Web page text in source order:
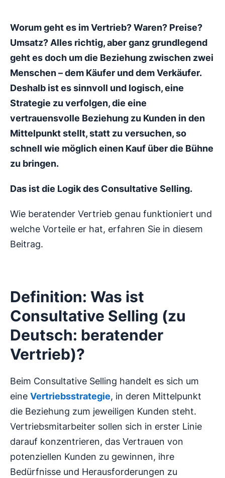
Worum geht es im Vertrieb? Waren? Preise?
Umsatz? Alles richtig, aber ganz grundlegend
geht es doch um die Beziehung zwischen zwei
Menschen – dem Käufer und dem Verkäufer.
Deshalb ist es sinnvoll und logisch, eine
Strategie zu verfolgen, die eine
vertrauensvolle Beziehung zu Kunden in den
Mittelpunkt stellt, statt zu versuchen, so
schnell wie möglich einen Kauf über die Bühne
zu bringen.
Das ist die Logik des Consultative Selling.
Wie beratender Vertrieb genau funktioniert und
welche Vorteile er hat, erfahren Sie in diesem
Beitrag.
Definition: Was ist
Consultative Selling (zu
Deutsch: beratender
Vertrieb)?
Beim Consultative Selling handelt es sich um
eine Vertriebsstrategie, in deren Mittelpunkt
die Beziehung zum jeweiligen Kunden steht.
Vertriebsmitarbeiter sollen sich in erster Linie
darauf konzentrieren, das Vertrauen von
potenziellen Kunden zu gewinnen, ihre
Bedürfnisse und Herausforderungen zu